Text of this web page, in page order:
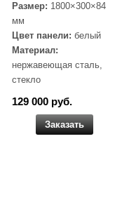
Размер: 1800×300×84
мм
Цвет панели: белый
Материал:
нержавеющая сталь,
стекло
129 000 руб.
Заказать